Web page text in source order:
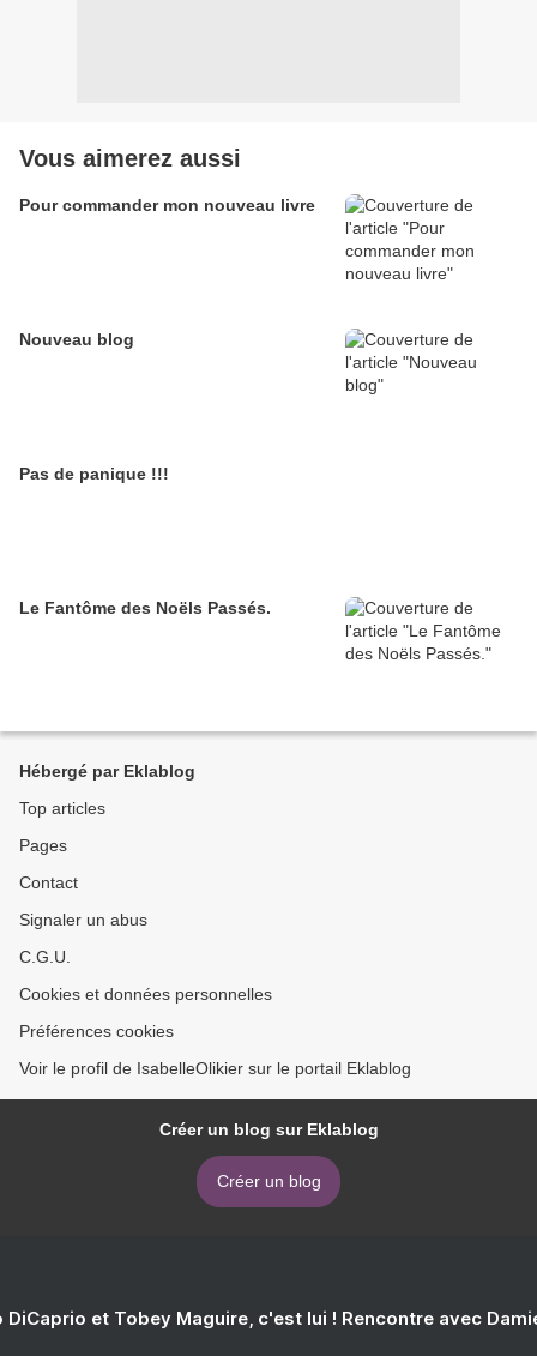
Vous aimerez aussi
Pour commander mon nouveau livre
Nouveau blog
Pas de panique !!!
Le Fantôme des Noëls Passés.
Hébergé par Eklablog
Top articles
Pages
Contact
Signaler un abus
C.G.U.
Cookies et données personnelles
Préférences cookies
Voir le profil de IsabelleOlikier sur le portail Eklablog
Créer un blog sur Eklablog
Créer un blog
DiCaprio et Tobey Maguire, c'est lui ! Rencontre avec